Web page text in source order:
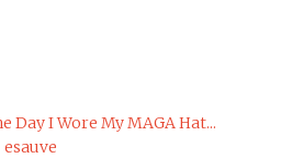
Day I Wore My MAGA Hat...
esauve